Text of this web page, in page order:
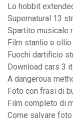
Lo hobbit
Supernatural 13
Spartito musicale
Film stanlio e
Fuochi dartificio
Download cars 3
A dangerous
Foto con frasi di
Film completo di
Come salvare